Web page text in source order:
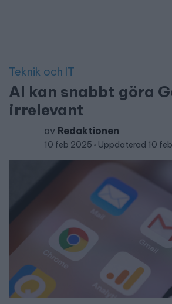
Teknik och IT
AI kan snabbt göra
irrelevant
av Redaktionen
10 feb 2025 Uppdaterad 10